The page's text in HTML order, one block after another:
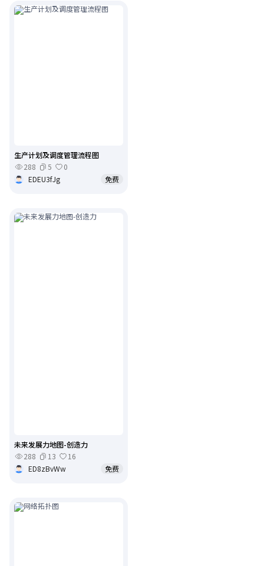
生产计划及调度管理流程图
288
5
0
EDEU3fJg
免费
未来发展力地图-创造力
288
13
16
ED8zBvWw
免费